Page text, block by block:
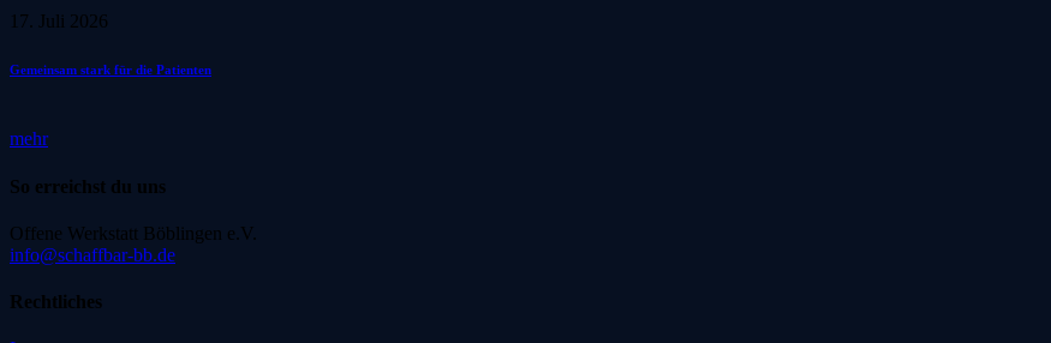
17. Juli 2026
Gemeinsam stark für die Patienten
mehr
So erreichst du uns
Offene Werkstatt Böblingen e.V.
info@schaffbar-bb.de
Rechtliches